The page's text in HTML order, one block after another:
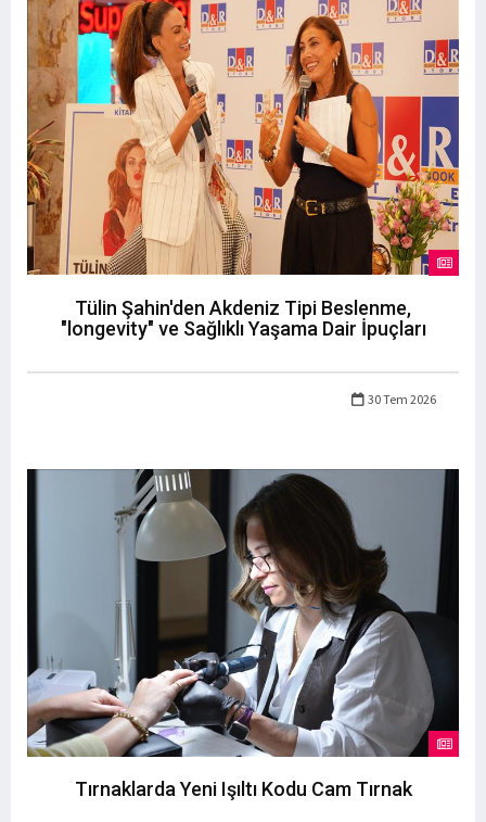
Tülin Şahin'den Akdeniz Tipi Beslenme,
"longevity" ve Sağlıklı Yaşama Dair İpuçları
30 Tem 2026
Tırnaklarda Yeni Işıltı Kodu Cam Tırnak